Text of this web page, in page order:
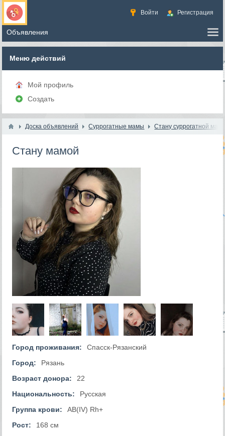
Войти Регистрация
Меню действий
Мой профиль
Создать
Доска объявлений Суррогатные мамы Стану суррогатной
Стану мамой
Город проживания:
Спасск-Рязанский
Город:
Рязань
Возраст донора:
22
Национальность:
Русская
Группа крови:
AB(IV) Rh+
Рост:
168 см